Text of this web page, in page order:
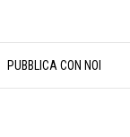
PUBBLICA CON NOI